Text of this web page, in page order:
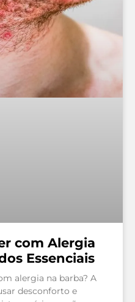
com Alergia
Essenciais
alergia na barba? A
desconforto e